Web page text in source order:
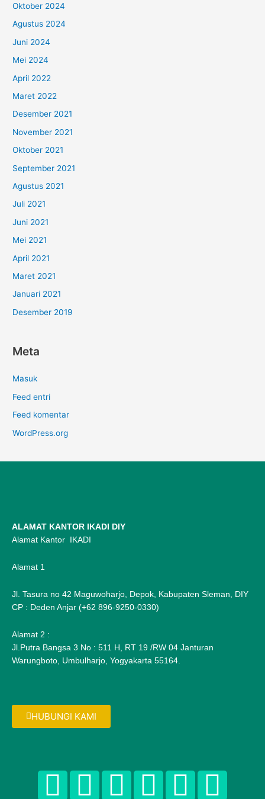
Oktober 2024
Agustus 2024
Juni 2024
Mei 2024
April 2022
Maret 2022
Desember 2021
November 2021
Oktober 2021
September 2021
Agustus 2021
Juli 2021
Juni 2021
Mei 2021
April 2021
Maret 2021
Januari 2021
Desember 2019
Meta
Masuk
Feed entri
Feed komentar
WordPress.org
ALAMAT KANTOR IKADI DIY
Alamat Kantor IKADI
Alamat 1
Jl. Tasura no 42 Maguwoharjo, Depok, Kabupaten Sleman, DIY
CP : Deden Anjar (+62 896-9250-0330)
Alamat 2 :
Jl.Putra Bangsa 3 No : 511 H, RT 19 /RW 04 Janturan
Warungboto, Umbulharjo, Yogyakarta 55164.
HUBUNGI KAMI
F T G P I
F